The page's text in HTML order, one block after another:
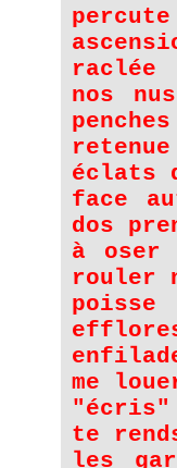
raclée
nos
éclats
face
dos
à oser
rouler
me
te
les